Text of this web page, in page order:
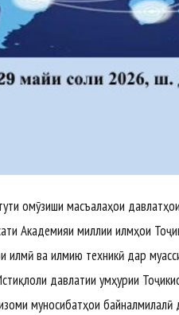
омӯзиши масъалаҳои
Академияи миллии илмҳои
илмӣ ва илмию техникӣ дар
давлатии Ҷумҳурии
муносибатҳои